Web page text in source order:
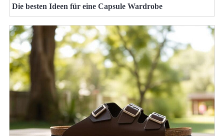
Die besten Ideen für eine Capsule Wardrobe